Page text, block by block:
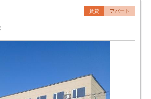
賃貸 アパート